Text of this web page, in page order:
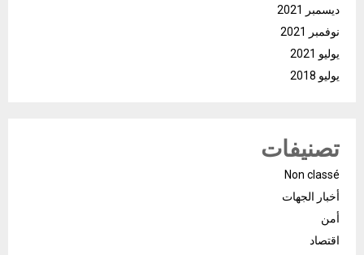
ديسمبر 2021
نوفمبر 2021
يوليو 2021
يوليو 2018
تصنيفات
Non classé
أخبار الجهات
أمن
اقتصاد